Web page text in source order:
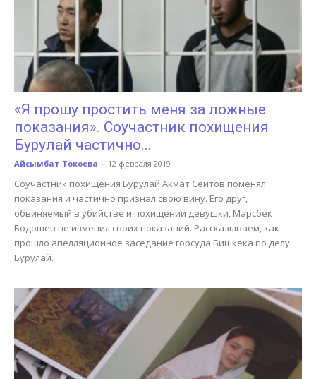
«Я прошу простить меня за ложные
показания». Соучастник похищения
Бурулай частично...
Айсымбат Токоева - 12 февраля 2019
Соучастник похищения Бурулай Акмат Сеитов поменял
показания и частично признал свою вину. Его друг,
обвиняемый в убийстве и похищении девушки, Марсбек
Бодошев не изменил своих показаний. Рассказываем, как
прошло апелляционное заседание горсуда Бишкека по делу
Бурулай.